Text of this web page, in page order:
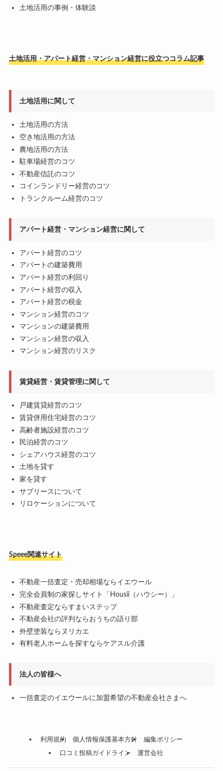
土地活用の事例・体験談
土地活用・アパート経営・マンション経営に役立つコラム記事
土地活用に関して
土地活用の方法
空き地活用の方法
農地活用の方法
駐車場経営のコツ
不動産信託のコツ
コインランドリー経営のコツ
トランクルーム経営のコツ
アパート経営・マンション経営に関して
アパート経営のコツ
アパートの建築費用
アパート経営の利回り
アパート経営の収入
アパート経営の税金
マンション経営のコツ
マンションの建築費用
マンション経営の収入
マンション経営のリスク
賃貸経営・賃貸管理に関して
戸建賃貸経営のコツ
賃貸併用住宅経営のコツ
高齢者施設経営のコツ
民泊経営のコツ
シェアハウス経営のコツ
土地を貸す
家を貸す
サブリースについて
リロケーションについて
Speee関連サイト
不動産一括査定・売却相場ならイエウール
完全会員制の家探しサイト「Housii（ハウシー）」
不動産査定ならすまいステップ
不動産会社の評判ならおうちの語り部
外壁塗装ならヌリカエ
有料老人ホームを探すならケアスル介護
法人の皆様へ
一括査定のイエウールに加盟希望の不動産会社さまへ
利用規約 個人情報保護基本方針
編集ポリシー
口コミ投稿ガイドライン
運営会社